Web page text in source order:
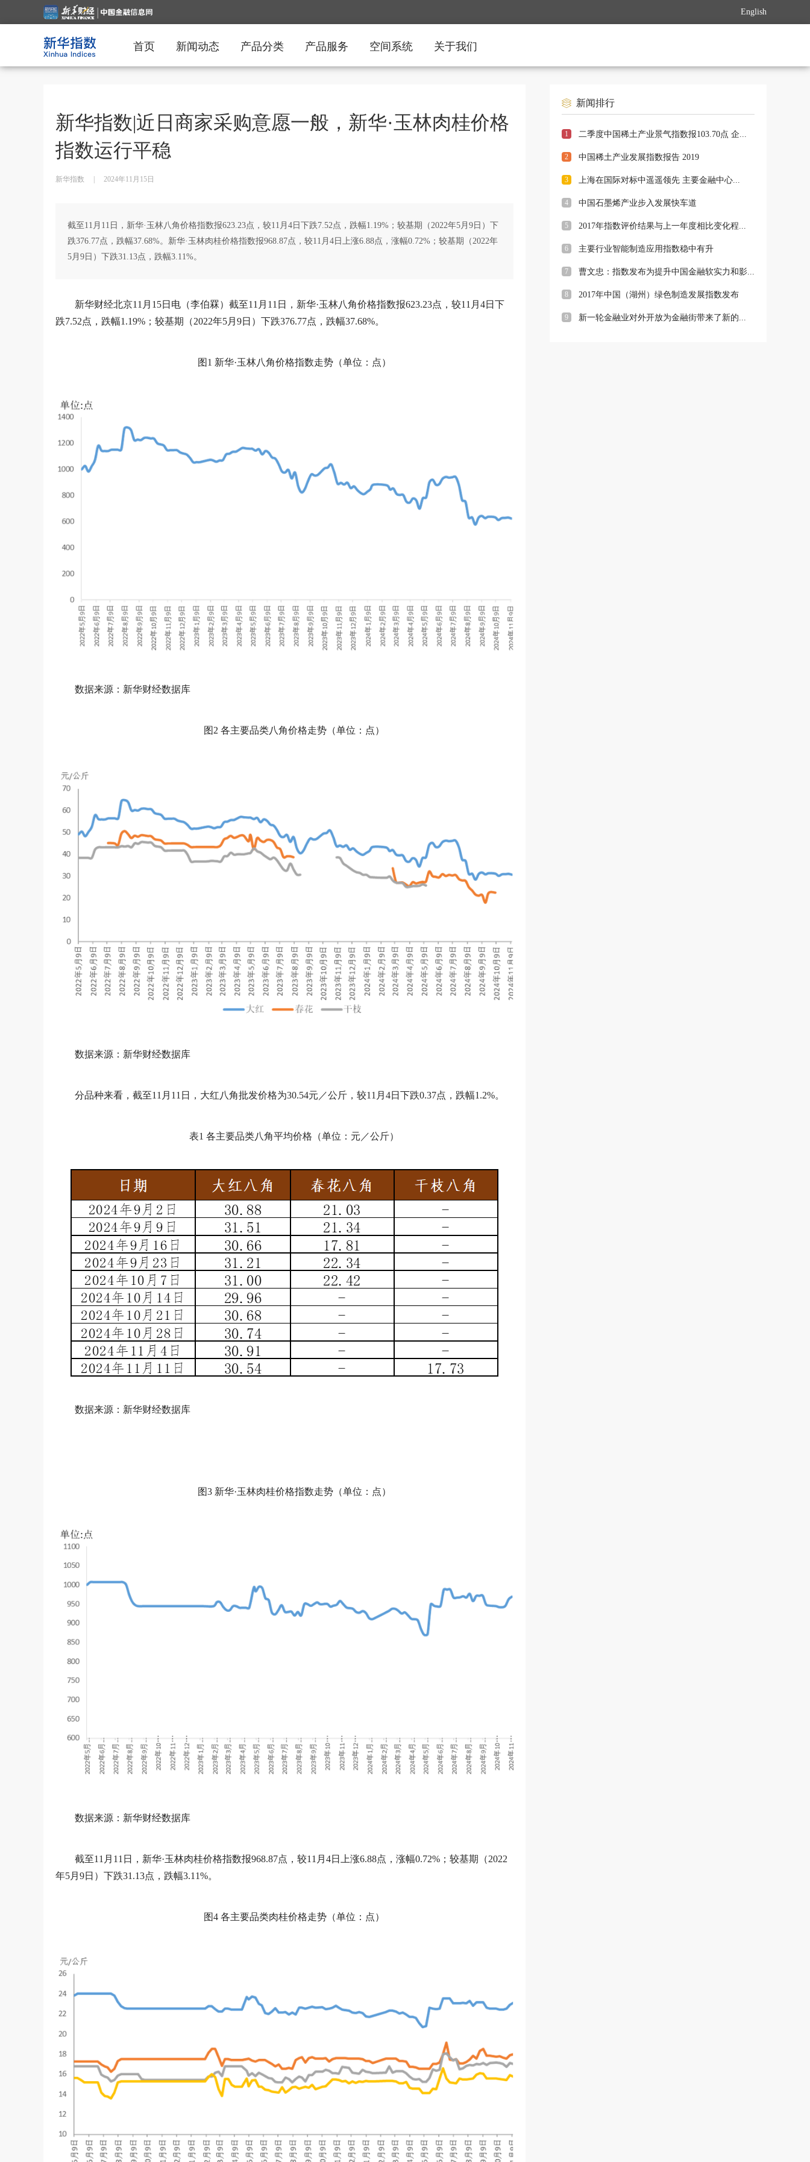
English
首页 新闻动态 产品分类 产品服务 空间系统 关于我们
新华指数|近日商家采购意愿一般，新华·玉林肉桂价格
指数运行平稳
新华指数 2024年11月15日
截至11月11日，新华·玉林八角价格指数报623.23点，较11月4日下跌7.52点，跌幅1.19%；较基期（2022年5月9日）下
跌376.77点，跌幅37.68%。新华·玉林肉桂价格指数报968.87点，较11月4日上涨6.88点，涨幅0.72%；较基期（2022年
5月9日）下跌31.13点，跌幅3.11%。
新华财经北京11月15日电（李伯罧）截至11月11日，新华·玉林八角价格指数报623.23点，较11月4日下
跌7.52点，跌幅1.19%；较基期（2022年5月9日）下跌376.77点，跌幅37.68%。
图1 新华·玉林八角价格指数走势（单位：点）
数据来源：新华财经数据库
图2 各主要品类八角价格走势（单位：点）
数据来源：新华财经数据库
分品种来看，截至11月11日，大红八角批发价格为30.54元／公斤，较11月4日下跌0.37点，跌幅1.2%。
表1 各主要品类八角平均价格（单位：元／公斤）
数据来源：新华财经数据库
图3 新华·玉林肉桂价格指数走势（单位：点）
数据来源：新华财经数据库
截至11月11日，新华·玉林肉桂价格指数报968.87点，较11月4日上涨6.88点，涨幅0.72%；较基期（2022
年5月9日）下跌31.13点，跌幅3.11%。
图4 各主要品类肉桂价格走势（单位：点）
新闻排行
1 二季度中国稀土产业景气指数报103.70点 企...
2 中国稀土产业发展指数报告 2019
3 上海在国际对标中遥遥领先 主要金融中心...
4 中国石墨烯产业步入发展快车道
5 2017年指数评价结果与上一年度相比变化程...
6 主要行业智能制造应用指数稳中有升
7 曹文忠：指数发布为提升中国金融软实力和影...
8 2017年中国（湖州）绿色制造发展指数发布
9 新一轮金融业对外开放为金融街带来了新的...